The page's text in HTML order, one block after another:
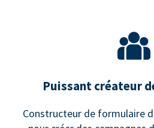
Puissant créateur
Constructeur de formulaire